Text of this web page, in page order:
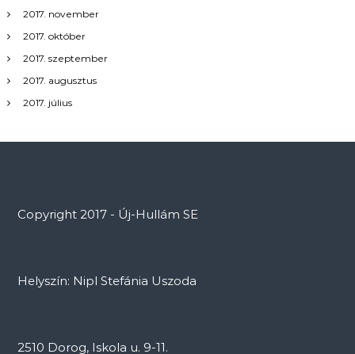
2017. november
2017. október
2017. szeptember
2017. augusztus
2017. július
Copyright 2017 - Új-Hullám SE
Helyszín: Nipl Stefánia Uszoda
2510 Dorog, Iskola u. 9-11.